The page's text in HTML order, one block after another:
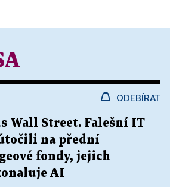
ODEBÍRAT
Wall Street. Falešní IT
na přední
fondy, jejich
AI